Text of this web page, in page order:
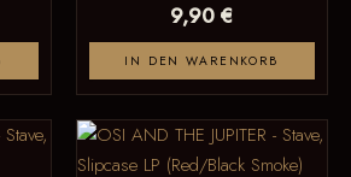
9,90 €
IN DEN WARENKORB